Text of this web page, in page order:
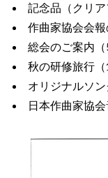
記念品（クリア
作曲家協会会
総会のご案内（
秋の研修旅行
オリジナルソ
日本作曲家協